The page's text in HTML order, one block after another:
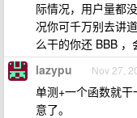
际情况，用户量都
况你可千万别去讲
么干的你还 BBB ，
lazypu Nov 27,
单测+一个函数就
意了。